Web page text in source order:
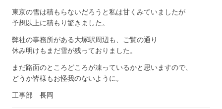
東京の雪は積もらないだろうと私は甘くみていましたが
予想以上に積もり驚きました。
弊社の事務所がある大塚駅周辺も、ご覧の通り
休み明けもまだ雪が残っておりました。
まだ路面のところどころが凍っているかと思いますので、
どうか皆様もお怪我のないように。
工事部 長岡